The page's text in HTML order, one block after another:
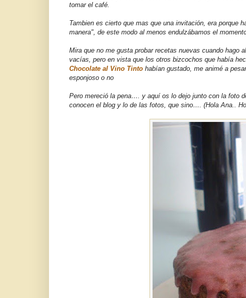
tomar el café.
Tambien es cierto que mas que una invitación, era porque
manera", de este modo al menos endulzábamos el
Mira que no me gusta probar recetas nuevas cuando hago
vacías, pero en vista que los otros bizcochos que había
Chocolate al Vino Tinto habían gustado, me animé a
esponjoso o no
Pero mereció la pena…. y aquí os lo dejo junto con la foto
conocen el blog y lo de las fotos, que sino…. (Hola Ana..